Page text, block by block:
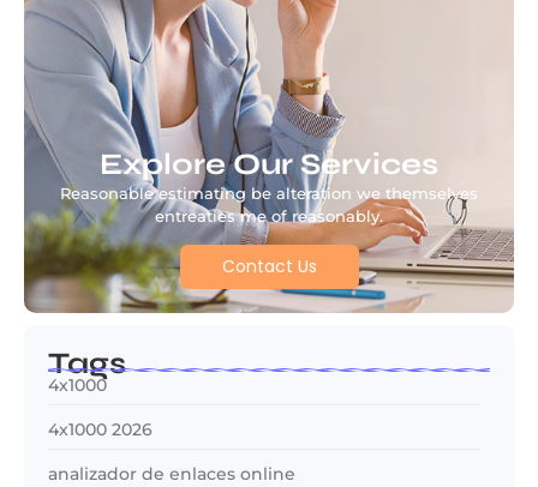
Explore Our Services
Reasonable estimating be alteration we themselves
entreaties me of reasonably.
Contact Us
Tags
4x1000
4x1000 2026
analizador de enlaces online